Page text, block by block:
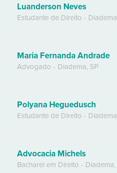
Luanderson Neves
Estudante de Direito - Diadema
Maria Fernanda Andrade
Advogado - Diadema, SP
Polyana Heguedusch
Estudante de Direito - Diadema
Advocacia Michels
Bacharel em Direito - Diadema,